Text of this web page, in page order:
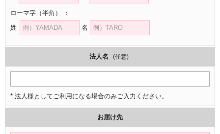
ローマ字 （半角）
：
姓
名
法人名 (任意)
* 法人様としてご利用になる場合のみご入力ください。
お届け先